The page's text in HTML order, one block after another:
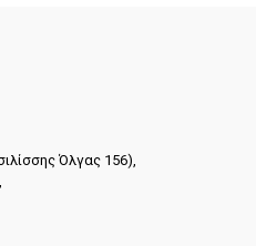
Όλγας 156),